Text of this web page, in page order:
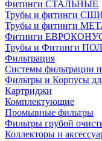
Фитинги СТАЛЬНЫЕ
Трубы и фитинги
Трубы и фитинги
Фитинги
Трубы и Фитинги
Фильтрация
Системы фильтрации
Фильтры и Корпусы
Картриджи
Комплектующие
Промывные фильтры
Фильтры грубой
Коллекторы и